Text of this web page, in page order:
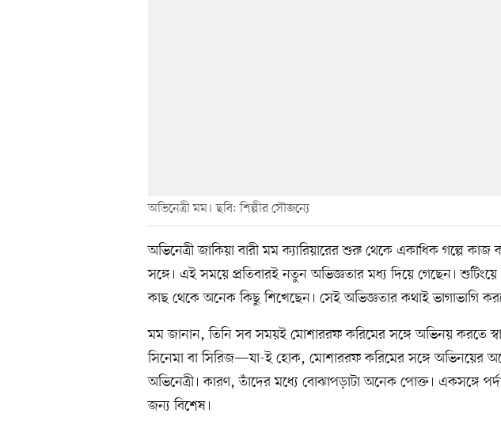
অভিনেত্রী মম। ছবি: শিল্পীর সৌজন্যে
অভিনেত্রী জাকিয়া বারী মম ক্যারিয়ারের শুরু থেকে একাধিক গল্পে
সঙ্গে। এই সময়ে প্রতিবারই নতুন অভিজ্ঞতার মধ্য দিয়ে গেছেন।
কাছ থেকে অনেক কিছু শিখেছেন। সেই অভিজ্ঞতার কথাই ভাগাভাগি
মম জানান, তিনি সব সময়ই মোশাররফ করিমের সঙ্গে অভিনয় করতে
সিনেমা বা সিরিজ—যা-ই হোক, মোশাররফ করিমের সঙ্গে অভিনয়ের
অভিনেত্রী। কারণ, তাঁদের মধ্যে বোঝাপড়াটা অনেক পোক্ত। একসঙ্গে
জন্য বিশেষ।